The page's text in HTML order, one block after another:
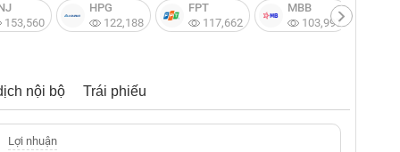
153,560
HPG
122,188
FPT
117,662
MBB
103,997
nội bộ Trái phiếu
Lợi nhuận